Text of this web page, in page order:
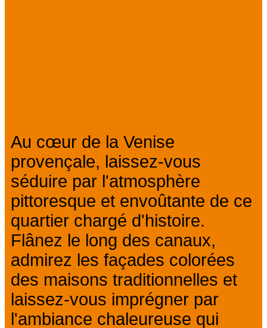
Au cœur de la Venise
provençale, laissez-vous
séduire par l'atmosphère
pittoresque et envoûtante de ce
quartier chargé d'histoire.
Flânez le long des canaux,
admirez les façades colorées
des maisons traditionnelles et
laissez-vous imprégner par
l'ambiance chaleureuse qui